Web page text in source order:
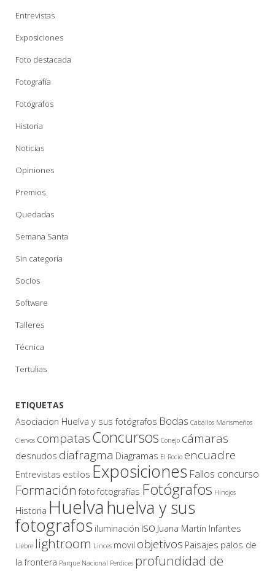
Entrevistas
Exposiciones
Foto destacada
Fotografía
Fotógrafos
Historia
Noticias
Opiniones
Premios
Quedadas
Semana Santa
Sin categoría
Socios
Software
Talleres
Técnica
Tertulias
ETIQUETAS
Asociacion Huelva y sus fotógrafos Bodas Caballos Marismeños
Ciervos compatasConcursos Conejo cámaras
desnudos diafragma Diagramas El Rocio encuadre
Entrevistas estilos Exposiciones Fallos concurso
Formación foto fotografías Fotógrafos Hinojos
Historia Huelvahuelva y sus
fotografos iluminación iso Juana Martín Infantes
Liebre lightroom Linces movil objetivos Paisajes palos de
la frontera Parque Nacional Perdices profundidad de